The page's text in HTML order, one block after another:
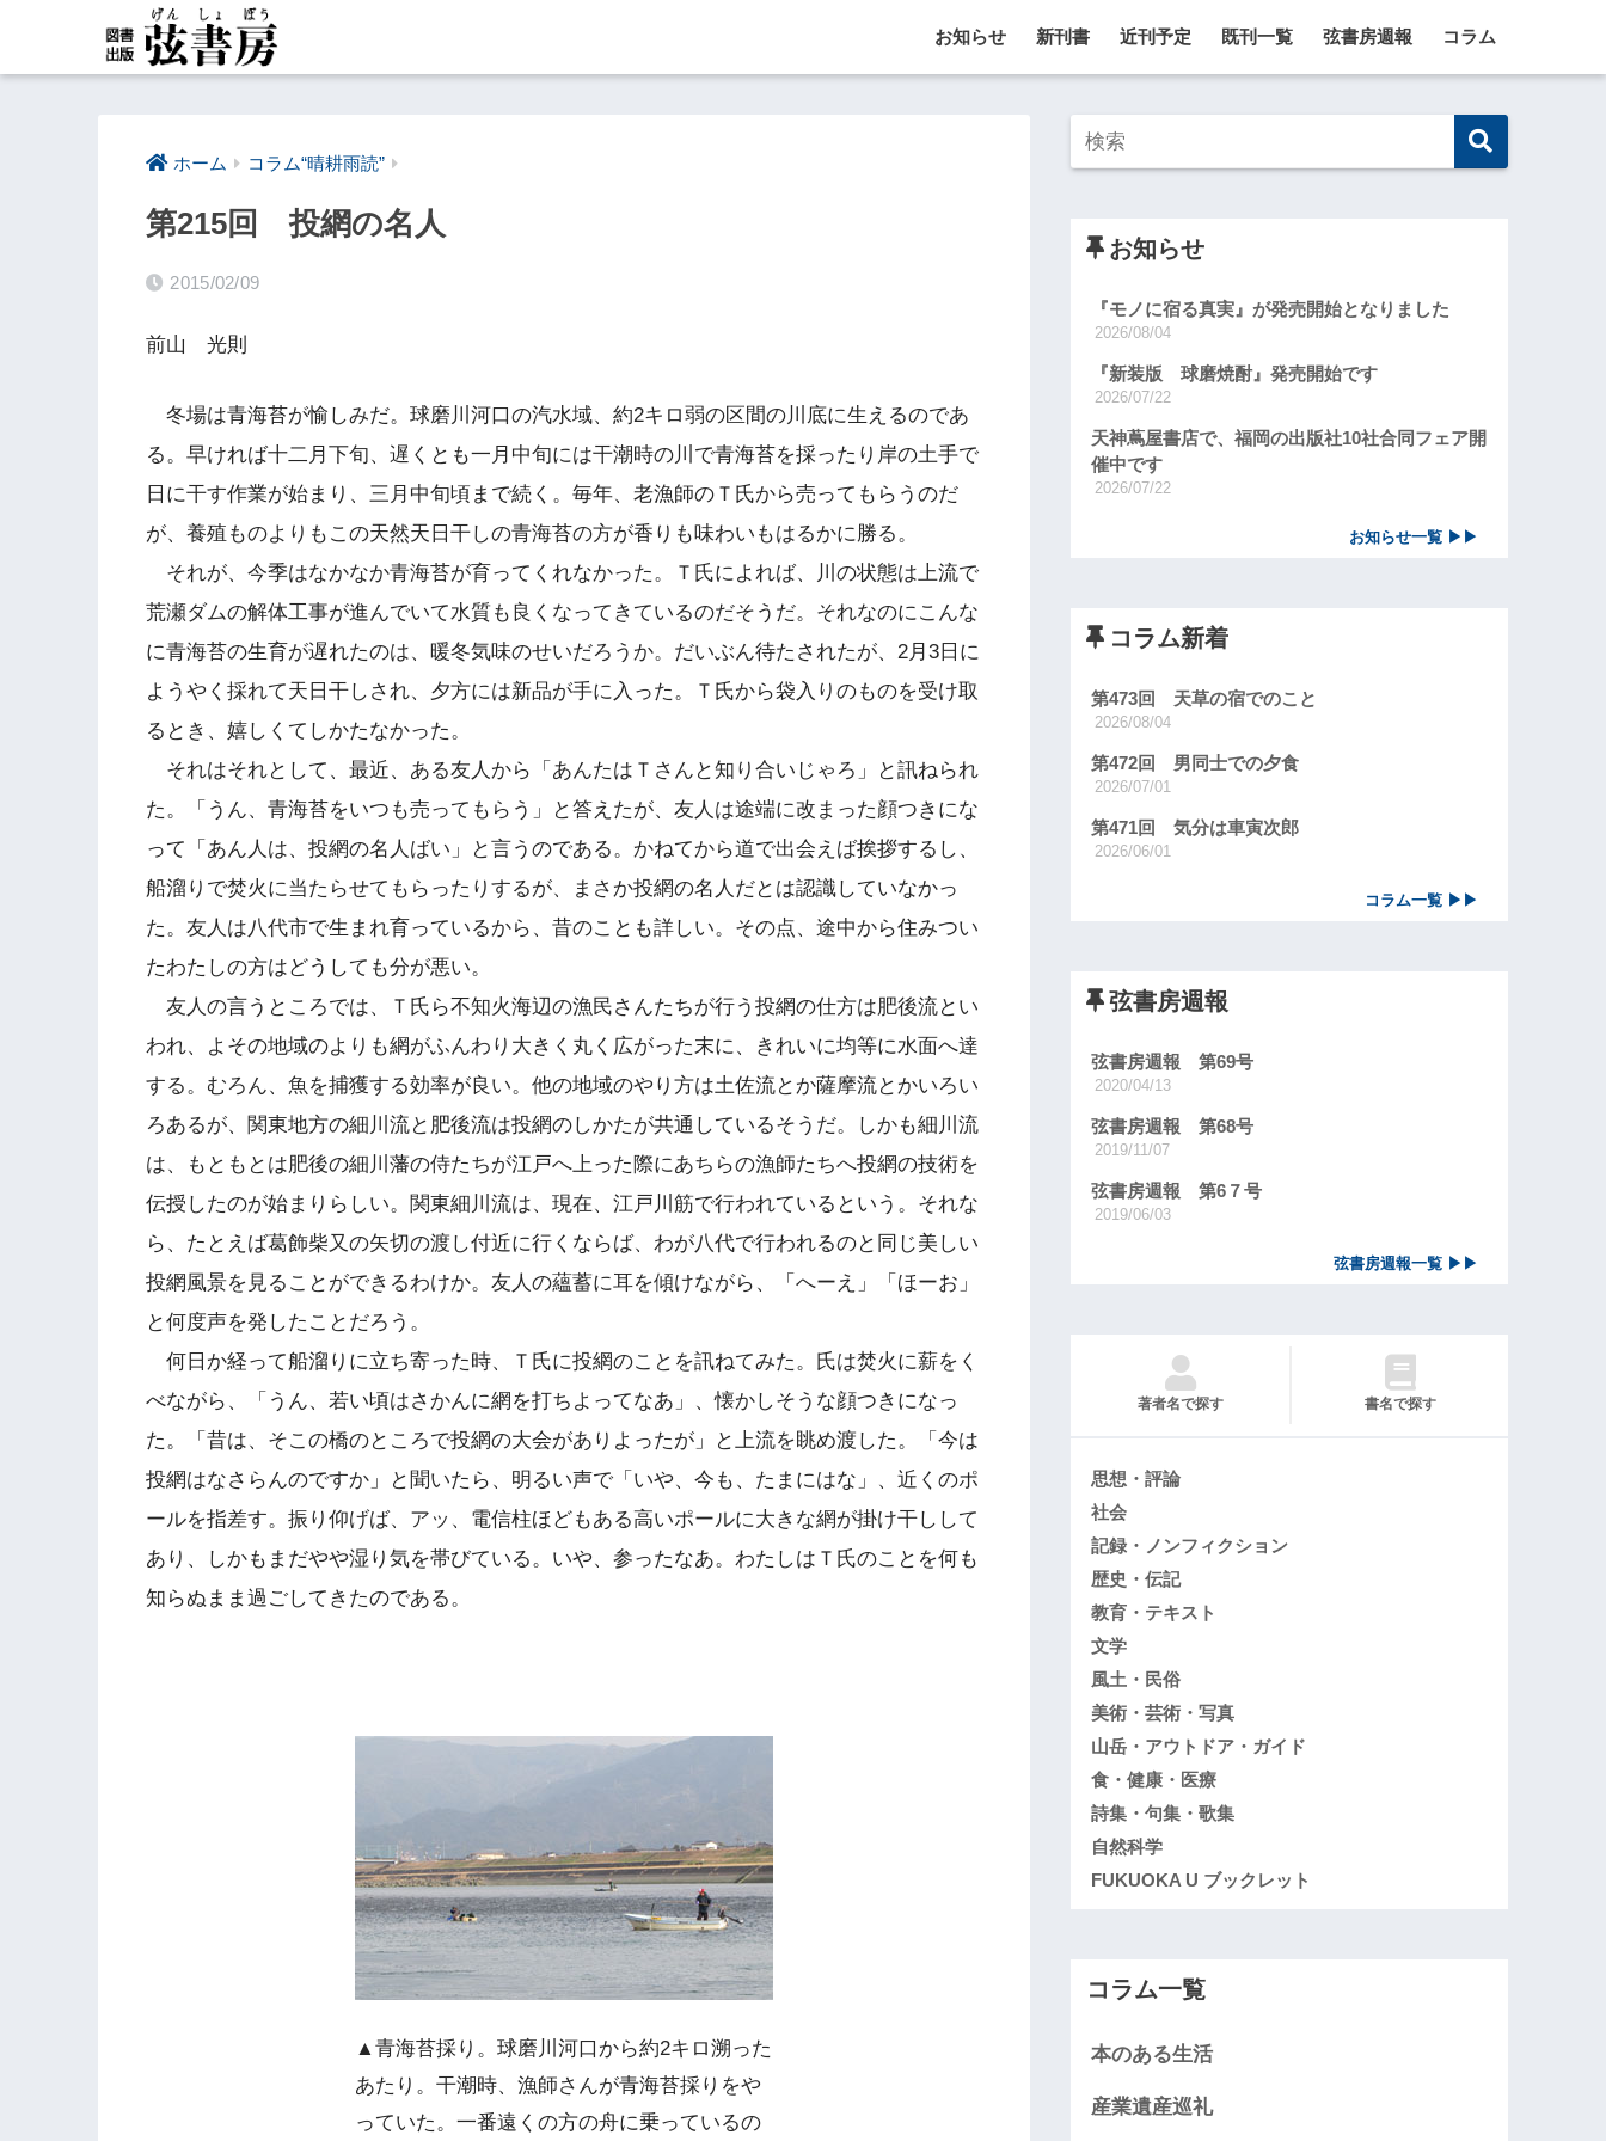
お知らせ 新刊書 近刊予定 既刊一覧 弦書房週報 コラム
ホーム コラム“晴耕雨読”
第215回 投網の名人
2015/02/09
前山 光則
冬場は青海苔が愉しみだ。球磨川河口の汽水域、約2キロ弱の区間の川底に生えるのであ
る。早ければ十二月下旬、遅くとも一月中旬には干潮時の川で青海苔を採ったり岸の土手で
日に干す作業が始まり、三月中旬頃まで続く。毎年、老漁師のＴ氏から売ってもらうのだ
が、養殖ものよりもこの天然天日干しの青海苔の方が香りも味わいもはるかに勝る。
それが、今季はなかなか青海苔が育ってくれなかった。Ｔ氏によれば、川の状態は上流で
荒瀬ダムの解体工事が進んでいて水質も良くなってきているのだそうだ。それなのにこんな
に青海苔の生育が遅れたのは、暖冬気味のせいだろうか。だいぶん待たされたが、2月3日に
ようやく採れて天日干しされ、夕方には新品が手に入った。Ｔ氏から袋入りのものを受け取
るとき、嬉しくてしかたなかった。
それはそれとして、最近、ある友人から「あんたはＴさんと知り合いじゃろ」と訊ねられ
た。「うん、青海苔をいつも売ってもらう」と答えたが、友人は途端に改まった顔つきにな
って「あん人は、投網の名人ばい」と言うのである。かねてから道で出会えば挨拶するし、
船溜りで焚火に当たらせてもらったりするが、まさか投網の名人だとは認識していなかっ
た。友人は八代市で生まれ育っているから、昔のことも詳しい。その点、途中から住みつい
たわたしの方はどうしても分が悪い。
友人の言うところでは、Ｔ氏ら不知火海辺の漁民さんたちが行う投網の仕方は肥後流とい
われ、よその地域のよりも網がふんわり大きく丸く広がった末に、きれいに均等に水面へ達
する。むろん、魚を捕獲する効率が良い。他の地域のやり方は土佐流とか薩摩流とかいろい
ろあるが、関東地方の細川流と肥後流は投網のしかたが共通しているそうだ。しかも細川流
は、もともとは肥後の細川藩の侍たちが江戸へ上った際にあちらの漁師たちへ投網の技術を
伝授したのが始まりらしい。関東細川流は、現在、江戸川筋で行われているという。それな
ら、たとえば葛飾柴又の矢切の渡し付近に行くならば、わが八代で行われるのと同じ美しい
投網風景を見ることができるわけか。友人の蘊蓄に耳を傾けながら、「へーえ」「ほーお」
と何度声を発したことだろう。
何日か経って船溜りに立ち寄った時、Ｔ氏に投網のことを訊ねてみた。氏は焚火に薪をく
べながら、「うん、若い頃はさかんに網を打ちよってなあ」、懐かしそうな顔つきになっ
た。「昔は、そこの橋のところで投網の大会がありよったが」と上流を眺め渡した。「今は
投網はなさらんのですか」と聞いたら、明るい声で「いや、今も、たまにはな」、近くのポ
ールを指差す。振り仰げば、アッ、電信柱ほどもある高いポールに大きな網が掛け干しして
あり、しかもまだやや湿り気を帯びている。いや、参ったなあ。わたしはＴ氏のことを何も
知らぬまま過ごしてきたのである。
▲青海苔採り。球磨川河口から約2キロ溯った
あたり。干潮時、漁師さんが青海苔採りをや
っていた。一番遠くの方の舟に乗っているの
お知らせ
『モノに宿る真実』が発売開始となりました
2026/08/04
『新装版 球磨焼酎』発売開始です
2026/07/22
天神蔦屋書店で、福岡の出版社10社合同フェア開
催中です
2026/07/22
お知らせ一覧 ▶▶
コラム新着
第473回 天草の宿でのこと
2026/08/04
第472回 男同士での夕食
2026/07/01
第471回 気分は車寅次郎
2026/06/01
コラム一覧 ▶▶
弦書房週報
弦書房週報 第69号
2020/04/13
弦書房週報 第68号
2019/11/07
弦書房週報 第6７号
2019/06/03
弦書房週報一覧 ▶▶
著者名で探す 書名で探す
思想・評論
社会
記録・ノンフィクション
歴史・伝記
教育・テキスト
文学
風土・民俗
美術・芸術・写真
山岳・アウトドア・ガイド
食・健康・医療
詩集・句集・歌集
自然科学
FUKUOKA U ブックレット
コラム一覧
本のある生活
産業遺産巡礼